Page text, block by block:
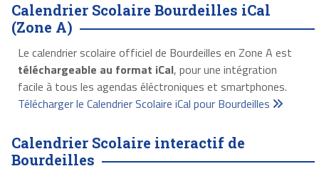
Calendrier Scolaire Bourdeilles iCal
(Zone A)
Le calendrier scolaire officiel de Bourdeilles en Zone A est
téléchargeable au format iCal, pour une intégration
facile à tous les agendas éléctroniques et smartphones.
Télécharger le Calendrier Scolaire iCal pour Bourdeilles
Calendrier Scolaire interactif de
Bourdeilles